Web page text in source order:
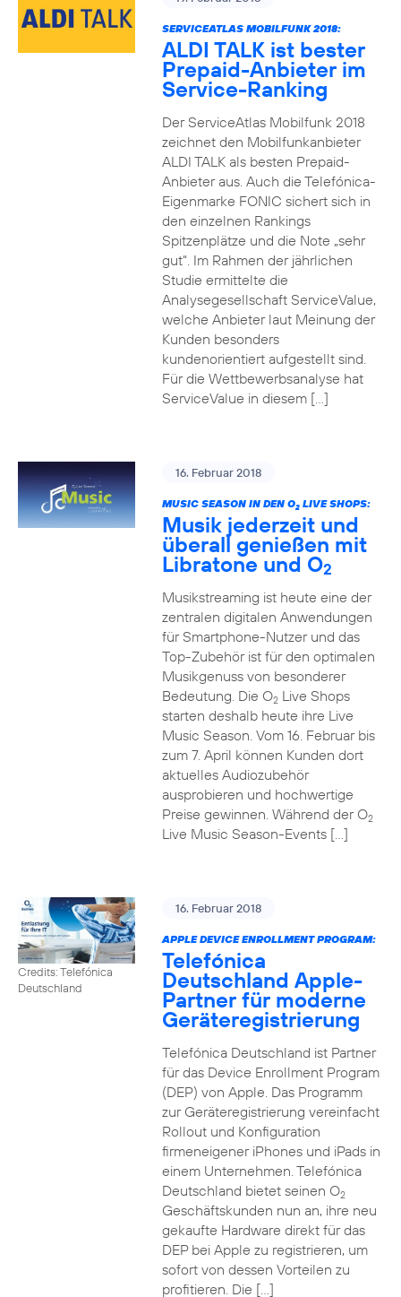
SERVICEATLAS MOBILFUNK 2018:
ALDI TALK ist bester
Prepaid-Anbieter im
Service-Ranking
Der ServiceAtlas Mobilfunk 2018
zeichnet den Mobilfunkanbieter
ALDI TALK als besten Prepaid-
Anbieter aus. Auch die Telefónica-
Eigenmarke FONIC sichert sich in
den einzelnen Rankings
Spitzenplätze und die Note „sehr
gut“. Im Rahmen der jährlichen
Studie ermittelte die
Analysegesellschaft ServiceValue,
welche Anbieter laut Meinung der
Kunden besonders
kundenorientiert aufgestellt sind.
Für die Wettbewerbsanalyse hat
ServiceValue in diesem […]
16. Februar 2018
MUSIC SEASON IN DEN O2LIVE SHOPS:
Musik jederzeit und
überall genießen mit
Libratone und O2
Musikstreaming ist heute eine der
zentralen digitalen Anwendungen
für Smartphone-Nutzer und das
Top-Zubehör ist für den optimalen
Musikgenuss von besonderer
Bedeutung. Die O2Live Shops
starten deshalb heute ihre Live
Music Season. Vom 16. Februar bis
zum 7. April können Kunden dort
aktuelles Audiozubehör
ausprobieren und hochwertige
Preise gewinnen. Während der O2
Live Music Season-Events […]
Credits: Telefónica
Deutschland
16. Februar 2018
APPLE DEVICE ENROLLMENT PROGRAM:
Telefónica
Deutschland Apple-
Partner für moderne
Geräteregistrierung
Telefónica Deutschland ist Partner
für das Device Enrollment Program
(DEP) von Apple. Das Programm
zur Geräteregistrierung vereinfacht
Rollout und Konfiguration
firmeneigener iPhones und iPads in
einem Unternehmen. Telefónica
Deutschland bietet seinen O2
Geschäftskunden nun an, ihre neu
gekaufte Hardware direkt für das
DEP bei Apple zu registrieren, um
sofort von dessen Vorteilen zu
profitieren. Die […]